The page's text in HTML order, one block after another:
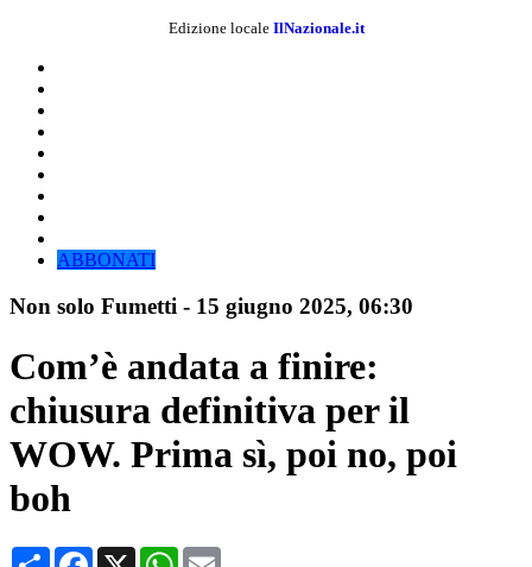
Edizione locale IlNazionale.it
ABBONATI
Non solo Fumetti - 15 giugno 2025, 06:30
Com’è andata a finire:
chiusura definitiva per il
WOW. Prima sì, poi no, poi
boh
CondividiFacebook
X WhatsApp